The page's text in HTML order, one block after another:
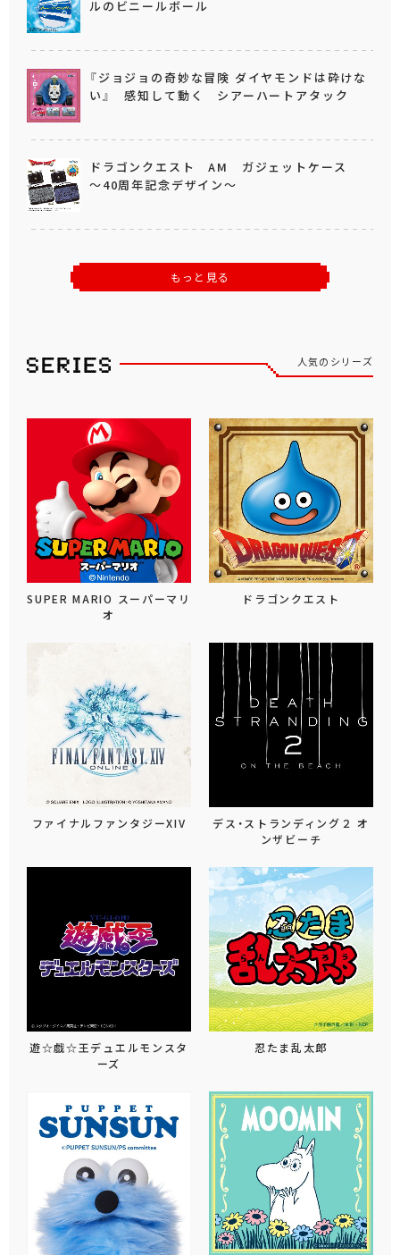
ルのビニールボール
『ジョジョの奇妙な冒険 ダイヤモンドは砕けな
い』 感知して動く シアーハートアタック
ドラゴンクエスト AM ガジェットケース
～40周年記念デザイン～
もっと見る
人気のシリーズ
SUPER MARIO スーパーマリ
オ
ドラゴンクエスト
ファイナルファンタジーXIV
デス・ストランディング２ オ
ンザビーチ
遊☆戯☆王デュエルモンスタ
ーズ
忍たま乱太郎